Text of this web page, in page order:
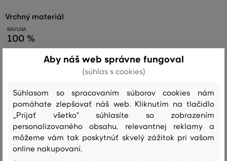
vrchný materiál
BAVLNA
100 %
PRANIE BIELENIE SUŠENIE ČISTENIE
Aby náš web správne fungoval
(súhlas s cookies)
Súhlasom so spracovaním súborov cookies nám
pomáhate zlepšovať náš web. Kliknutím na tlačidlo
„Prijať všetko" súhlasíte so zobrazením
personalizovaného obsahu, relevantnej reklamy a
môžeme vám tak poskytnúť skvelý zážitok pri vašom
online nakupovaní.